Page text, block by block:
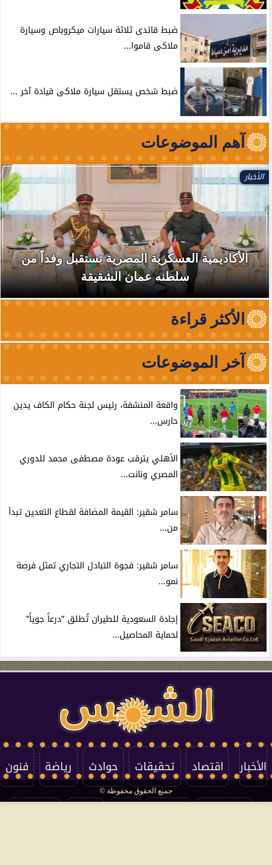
ضبط قائدى ثلاثة سيارات ميكروباص وسيارة
ملاكى قاموا...
ضبط شخص يستقل سيارة ملاكى قيادة آخر ...
آهم الموضوعات
الأخبار
الأكاديمية العسكرية المصرية تستقبل وفداً من
سلطنه عمان الشقيقة
الأكثر قراءة
آخر الموضوعات
واقعة المنشفة، رئيس لجنة حكام الكاف يدين
حارس...
الأهلي يترقب عودة مصطفى محمد للدوري
المصري ونانت...
سامر شقير: القيمة المضافة لقطاع التعدين تبدأ
من...
سامر شقير: فجوة التبادل التجاري تمثل فرصة
نمو...
إجادة السعودية للطيران تُطلق ”درعاً جوياً”
لحماية المحاصيل...
الأخبار اقتصاد تحقيقات حوادث رياضة فنون
جميع الحقوق محفوظة ©